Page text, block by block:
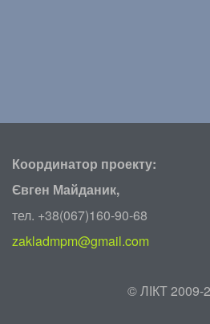
Координатор проекту:
Євген Майданик,
тел. +38(067)160-90-68
zakladmpm@gmail.com
©ЛІКТ 2009-